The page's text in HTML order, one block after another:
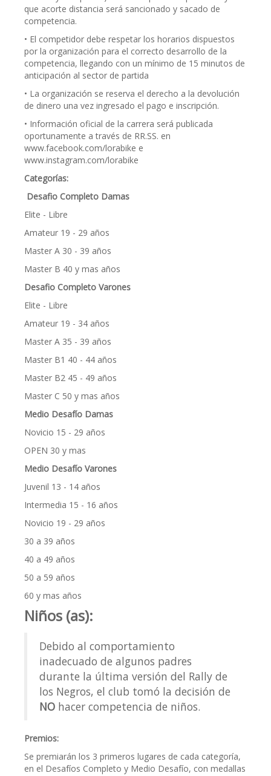
que acorte distancia será sancionado y sacado de
competencia.
• El competidor debe respetar los horarios dispuestos
por la organización para el correcto desarrollo de la
competencia, llegando con un mínimo de 15 minutos de
anticipación al sector de partida
• La organización se reserva el derecho a la devolución
de dinero una vez ingresado el pago e inscripción.
• Información oficial de la carrera será publicada
oportunamente a través de RR.SS. en
www.facebook.com/lorabike e
www.instagram.com/lorabike
Categorías:
Desafio Completo Damas
Elite - Libre
Amateur 19 - 29 años
Master A 30 - 39 años
Master B 40 y mas años
Desafio Completo Varones
Elite - Libre
Amateur 19 - 34 años
Master A 35 - 39 años
Master B1 40 - 44 años
Master B2 45 - 49 años
Master C 50 y mas años
Medio Desafío Damas
Novicio 15 - 29 años
OPEN 30 y mas
Medio Desafío Varones
Juvenil 13 - 14 años
Intermedia 15 - 16 años
Novicio 19 - 29 años
30 a 39 años
40 a 49 años
50 a 59 años
60 y mas años
Niños (as):
Debido al comportamiento
inadecuado de algunos padres
durante la última versión del Rally de
los Negros, el club tomó la decisión de
NO hacer competencia de niños.
Premios:
Se premiarán los 3 primeros lugares de cada categoría,
en el Desafíos Completo y Medio Desafío, con medallas